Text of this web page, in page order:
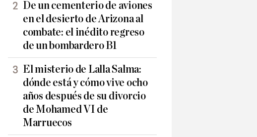
De un cementerio de aviones
en el desierto de Arizona al
combate: el inédito regreso
de un bombardero B1
El misterio de Lalla Salma:
dónde está y cómo vive ocho
años después de su divorcio
de Mohamed VI de
Marruecos